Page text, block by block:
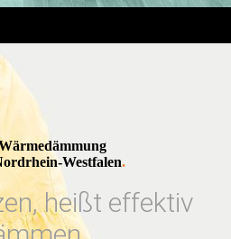
Westfalen.
heißt effektiv